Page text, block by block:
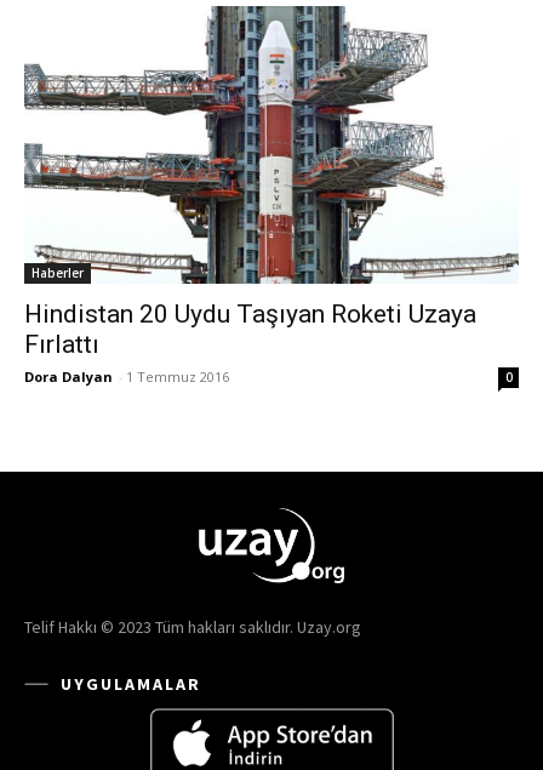
Haberler
Hindistan 20 Uydu Taşıyan Roketi Uzaya
Fırlattı
Dora Dalyan - 1 Temmuz 2016 0
Telif Hakkı © 2023 Tüm hakları saklıdır. Uzay.org
UYGULAMALAR